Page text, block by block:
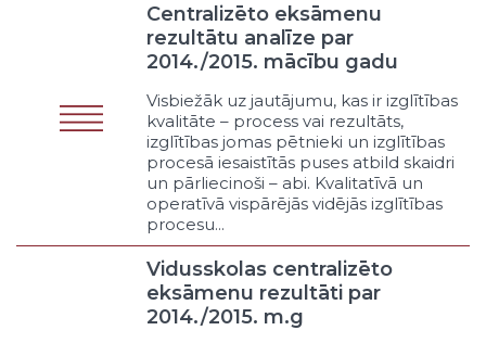
Atbalsts sabiedrības veselības
pasākumiem
Atbalsts rehabilitācijas
Atbalsts terciārajai aprūpei
Veselības aprūpe sociālās aprūpes
iestādēs
Veselības aprūpe izglītības
iestādēs
Citi veselības aprūpes pieejamības
pasākumi
Sabiedriskā kārtība un tiesiskums
Municipālā policija
Atskurbtuves
Centralizēto eksāmenu
rezultātu analīze par
2014./2015. mācību gadu
Visbiežāk uz jautājumu, kas ir izglītības
kvalitāte – process vai rezultāts,
izglītības jomas pētnieki un izglītības
procesā iesaistītās puses atbild skaidri
un pārliecinoši – abi. Kvalitatīvā un
operatīvā vispārējās vidējās izglītības
procesu...
Vidusskolas centralizēto
eksāmenu rezultāti par
2014./2015. m.g